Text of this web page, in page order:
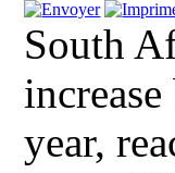
South
year,